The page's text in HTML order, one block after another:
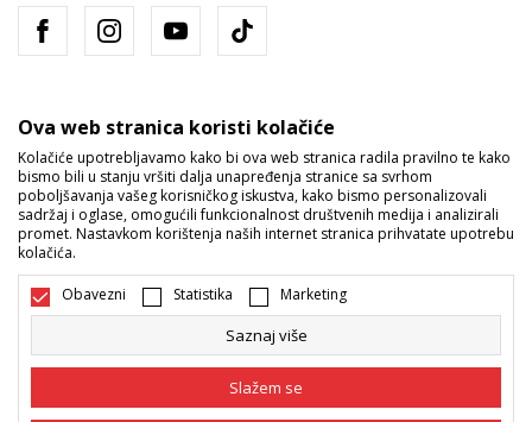
Bosna i Hercegovina Promijenite
Nastojimo da budemo što precizniji u opisu proizvoda, prikazu slika i
i bez grešaka. Svi artikli prikazani na sajtu su dio naše ponude i ne
podrazumijeva da su dostupni u svakom trenutku. Raspoloživost robe
Ova web stranica koristi kolačiće
Kolačiće upotrebljavamo kako bi ova web stranica radila pravilno te kako
bismo bili u stanju vršiti dalja unapređenja stranice sa svrhom
poboljšavanja vašeg korisničkog iskustva, kako bismo personalizovali
sadržaj i oglase, omogućili funkcionalnost društvenih medija i analizirali
promet. Nastavkom korištenja naših internet stranica prihvatate upotrebu
kolačića.
Obavezni Statistika Marketing
Saznaj više
Slažem se